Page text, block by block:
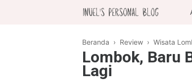
Beranda › Review › Wisata
Lombok, Baru
Lagi